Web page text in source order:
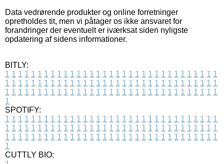
Data vedrørende produkter og online forretninger
opretholdes tit, men vi påtager os ikke ansvaret for
forandringer der eventuelt er iværksat siden nyligste
opdatering af sidens informationer.
BITLY:
1 1 1 1 1 1 1 1 1 1 1 1 1 1 1 1 1 1 1 1 1 1 1 1 1 1 1 1 1 1 1 1 1
1 1 1 1 1 1 1 1 1 1 1 1 1 1 1 1 1 1 1 1 1 1 1 1 1 1 1 1 1 1 1 1 1
1 1 1 1 1 1 1 1 1 1 1 1 1 1 1 1 1 1 1 1 1 1 1 1 1 1 1 1 1 1 1 1 1
1
SPOTIFY:
1 1 1 1 1 1 1 1 1 1 1 1 1 1 1 1 1 1 1 1 1 1 1 1 1 1 1 1 1 1 1 1 1
1 1 1 1 1 1 1 1 1 1 1 1 1 1 1 1 1 1 1 1 1 1 1 1 1 1 1 1 1 1 1 1 1
1 1 1 1 1 1 1 1 1 1 1 1 1 1 1 1 1 1 1 1 1 1 1 1 1 1 1 1 1 1 1 1 1
1
CUTTLY BIO: